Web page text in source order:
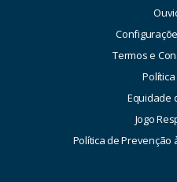
Termos e
Equidade
Jogo
Política de Prevenção